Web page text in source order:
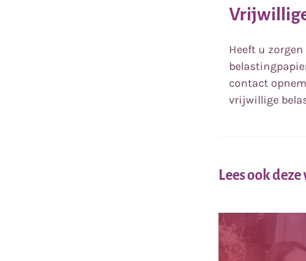
Heeft u
contact
vrijwillige
Lees ook